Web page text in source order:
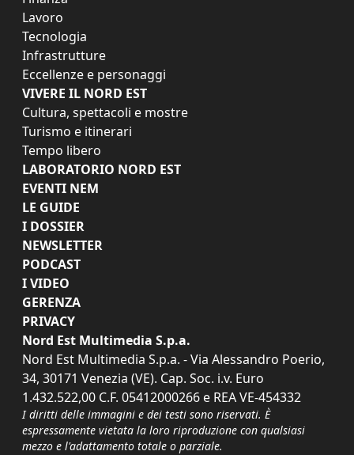
Lavoro
Tecnologia
Infrastrutture
Eccellenze e personaggi
VIVERE IL NORD EST
Cultura, spettacoli e mostre
Turismo e itinerari
Tempo libero
LABORATORIO NORD EST
EVENTI NEM
LE GUIDE
I DOSSIER
NEWSLETTER
PODCAST
I VIDEO
GERENZA
PRIVACY
Nord Est Multimedia S.p.a.
Nord Est Multimedia S.p.a. - Via Alessandro Poerio,
34, 30171 Venezia (VE). Cap. Soc. i.v. Euro
1.432.522,00 C.F. 05412000266 e REA VE-454332
I diritti delle immagini e dei testi sono riservati. È
espressamente vietata la loro riproduzione con qualsiasi
mezzo e l'adattamento totale o parziale.